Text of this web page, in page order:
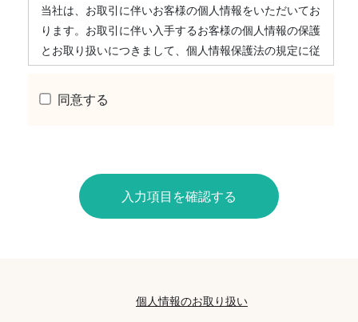
当社は、お取引に伴いお客様の個人情報をいただいてお
ります。お取引に伴い入手するお客様の個人情報の保護
とお取り扱いにつきまして、個人情報保護法の規定に従
いご説明するものです。
1.個人情報に関する当社の基本方針
るとともに、適正な取扱いと保護に努めます。
2.当社が保有する個人情報
の委託を受けた不動産の所有者その他権利者様（以
同意する
入力項目を確認する
個人情報のお取り扱い